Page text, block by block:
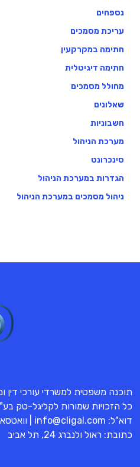
נספחים
עריכת מסמכים
חתימה במקרקעין
חתימה דיגיטלית
מחולל מסמכים
שאלונים
חשבוניות
מערכת הניהול
סינכרונט
הגדרות במערכת הניהול
ניהול מסמכים במערכת הניהול
תוכנה משפטית למשרדי עורכי דין
כל הזכויות שמורות לקליגל-טק בע"מ ©
דוא"ל: info@cligal.com
|
כתובת: ראול ולנברג 24, תל אביב